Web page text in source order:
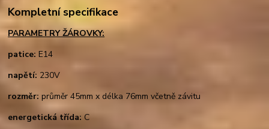
Kompletní specifikace
PARAMETRY ŽÁROVKY:
patice: E14
napětí: 230V
rozměr: průměr 45mm x délka 76mm včetně závitu
energetická třída: C